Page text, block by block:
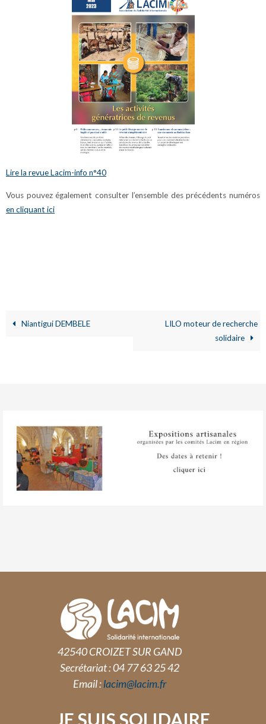
Lire la revue Lacim-info n°40
Vous pouvez également consulter l’ensemble des précédents numéros
en cliquant ici
Niantigui DEMBELE
LILO moteur de recherche
solidaire
42540 CROIZET SUR GAND
Secrétariat : 04 77 63 25 42
Email :lacim@lacim.fr
JE SUIS SOLIDAIRE